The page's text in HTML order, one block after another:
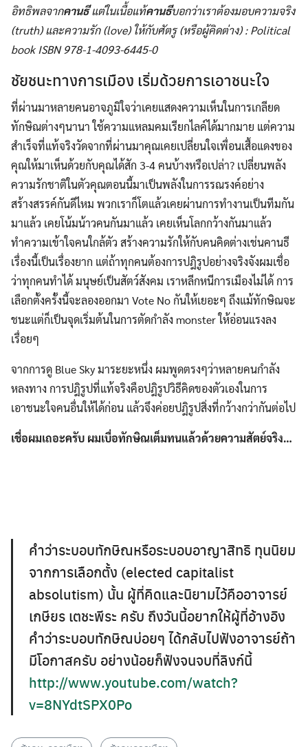
อิทธิพลจากคานธีแต่ในเนื้อแท้คานธีบอกว่าเราต้องมอบความจริง
(truth) และความรัก (love) ให้กับศัตรู (หรือผู้คิดต่าง) : Political
book ISBN 978-1-4093-6445-0
ชัยชนะทางการเมือง เริ่มด้วยการเอาชนะใจ
ที่ผ่านมาหลายคนอาจภูมิใจว่าเคยแสดงความเห็นในการเกลียด
ทักษิณต่างๆนานา ใช้ความแหลมคมเรียกไลค์ได้มากมาย แต่ความ
สำเร็จที่แท้จริงวัดจากที่ผ่านมาคุณเคยเปลี่ยนใจเพื่อนเสื้อแดงของ
คุณให้มาเห็นด้วยกับคุณได้สัก 3-4 คนบ้างหรือเปล่า? เปลี่ยนพลัง
ความรักชาติในตัวคุณตอนนี้มาเป็นพลังในการรณรงค์อย่าง
สร้างสรรค์กันดีไหม พวกเราก็โตแล้วเคยผ่านการทำงานเป็นทีมกัน
มาแล้ว เคยโน้มน้าวคนกันมาแล้ว เคยเห็นโลกกว้างกันมาแล้ว
ทำความเข้าใจคนใกล้ตัว สร้างความรักให้กับคนคิดต่างเช่นคานธี
เรื่องนี้เป็นเรื่องยาก แต่ถ้าทุกคนต้องการปฎิรูปอย่างจริงจังผมเชื่อ
ว่าทุกคนทำได้ มนุษย์เป็นสัตว์สังคม เราหลีกหนีการเมืองไม่ได้ การ
เลือกตั้งครั้งนี้จะลองออกมา Vote No กันให้เยอะๆ ถึงแม้ทักษิณจะ
ชนะแต่ก็เป็นจุดเริ่มต้นในการตัดกำลัง monster ให้อ่อนแรงลง
เรื่อยๆ
จากการดู Blue Sky มาระยะหนึ่ง ผมพูดตรงๆว่าหลายคนกำลัง
หลงทาง การปฎิรูปที่แท้จริงคือปฎิรูปวิธีคิดของตัวเองในการ
เอาชนะใจคนอื่นให้ได้ก่อน แล้วจึงค่อยปฎิรูปสิ่งที่กว้างกว่ากันต่อไป
เชื่อผมเถอะครับ ผมเบื่อทักษิณเต็มทนแล้วด้วยความสัตย์จริง…
คำว่าระบอบทักษิณหรือระบอบอาญาสิทธิ ทุนนิยม
จากการเลือกตั้ง (elected capitalist
absolutism) นั้น ผู้ที่คิดและนิยามไว้คืออาจารย์
เกษียร เตชะพีระ ครับ ถึงวันนี้อยากให้ผู้ที่อ้างอิง
คำว่าระบอบทักษิณบ่อยๆ ได้กลับไปฟังอาจารย์ถ้า
มีโอกาสครับ อย่างน้อยก็ฟังจนจบที่ลิงก์นี้
http://www.youtube.com/watch?
v=8NYdtSPX0Po